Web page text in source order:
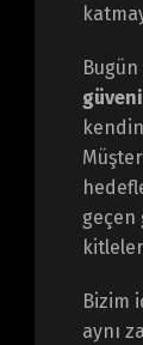
geçen
Bizim
aynı